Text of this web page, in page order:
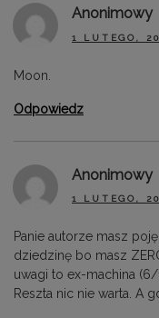
Anonimowy
1 LUTEGO,
Moon.
Odpowiedz
Anonimowy
1 LUTEGO,
Panie autorze masz
dziedzinę bo masz
uwagi to ex-machina
Reszta nic nie warta. A